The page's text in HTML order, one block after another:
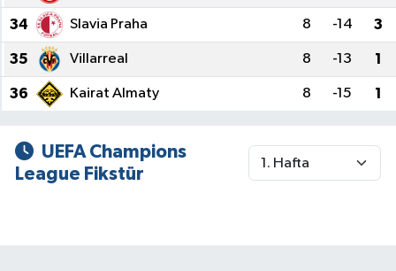
34 Slavia Praha 8 -14 3
35 Villarreal 8 -13 1
36 Kairat Almaty 8 -15 1
UEFA Champions
League Fikstür